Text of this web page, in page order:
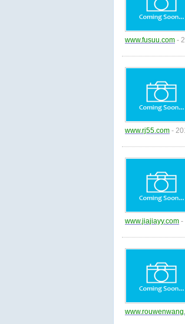
www.fusuu.com -
www.rj55.com -
www.jiajiayy.com -